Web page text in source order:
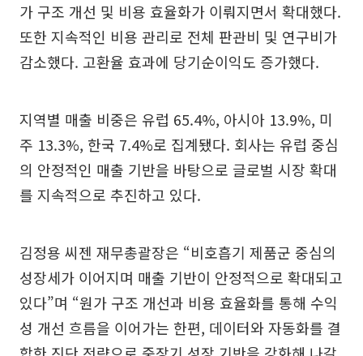
가 구조 개선 및 비용 효율화가 이뤄지면서 확대했다.
또한 지속적인 비용 관리로 전체 판관비 및 연구비가
감소했다. 고환율 효과에 당기순이익도 증가했다.
지역별 매출 비중은 유럽 65.4%, 아시아 13.9%, 미
주 13.3%, 한국 7.4%로 집계됐다. 회사는 유럽 중심
의 안정적인 매출 기반을 바탕으로 글로벌 시장 확대
를 지속적으로 추진하고 있다.
김정용 씨젠 재무총괄장은 “비호흡기 제품군 중심의
성장세가 이어지며 매출 기반이 안정적으로 확대되고
있다”며 “원가 구조 개선과 비용 효율화를 통해 수익
성 개선 흐름을 이어가는 한편, 데이터와 자동화를 결